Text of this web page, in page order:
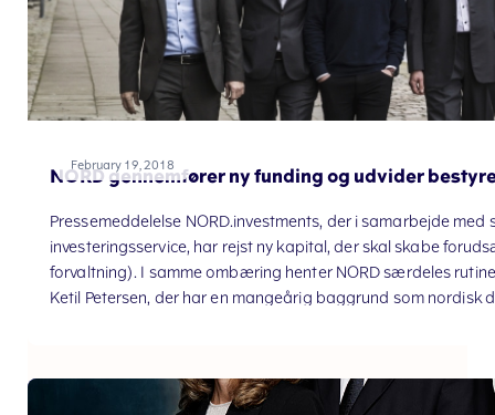
February 19, 2018
NORD gennemfører ny funding og udvider
Pressemeddelelse NORD.investments, der i samarbejde
investeringsservice, har rejst ny kapital, der skal skabe
forvaltning). I samme ombæring henter NORD særdeles
Ketil Petersen, der har en mangeårig baggrund som